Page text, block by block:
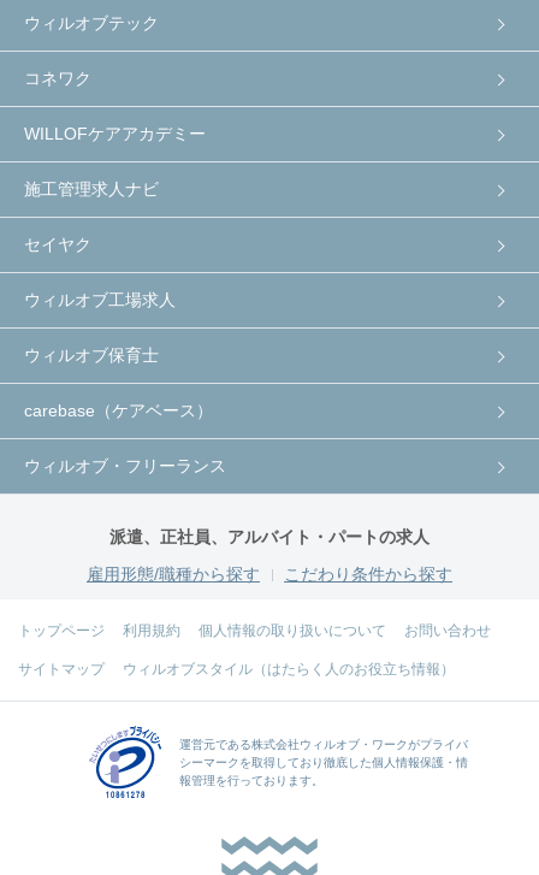
ウィルオブテック
コネワク
WILLOFケアアカデミー
施工管理求人ナビ
セイヤク
ウィルオブ工場求人
ウィルオブ保育士
carebase（ケアベース）
ウィルオブ・フリーランス
派遣、正社員、アルバイト・パートの求人
雇用形態/職種から探す
こだわり条件から探す
トップページ 利用規約 個人情報の取り扱いについて お問い合わせ
サイトマップ ウィルオブスタイル（はたらく人のお役立ち情報）
運営元である株式会社ウィルオブ・ワークがプライバ
シーマークを取得しており徹底した個人情報保護・情
報管理を行っております。